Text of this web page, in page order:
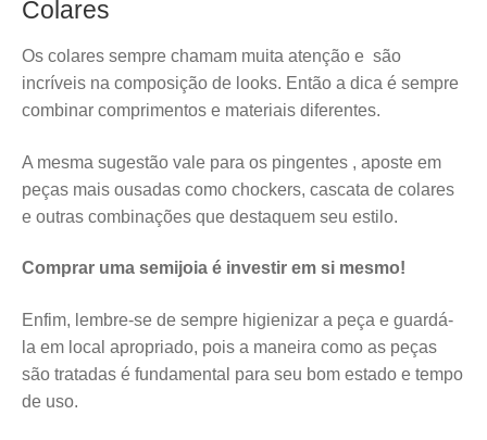
Colares
Os colares sempre chamam muita atenção e são
incríveis na composição de looks. Então a dica é sempre
combinar comprimentos e materiais diferentes.
A mesma sugestão vale para os pingentes , aposte em
peças mais ousadas como chockers, cascata de colares
e outras combinações que destaquem seu estilo.
Comprar uma semijoia é investir em si mesmo!
Enfim, lembre-se de sempre higienizar a peça e guardá-
la em local apropriado, pois a maneira como as peças
são tratadas é fundamental para seu bom estado e tempo
de uso.